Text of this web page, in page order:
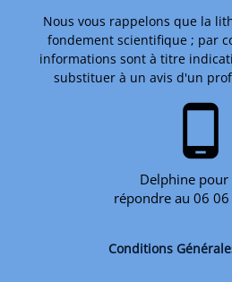
Nous vous rappelons que la
fondement scientifique ; par
informations sont à titre
substituer à un avis d'un
phone_android
Delphine pour
répondre au 06
Conditions